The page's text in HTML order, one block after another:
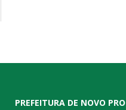
PREFEITURA DE NOVO